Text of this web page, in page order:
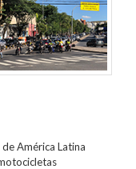
América Latina